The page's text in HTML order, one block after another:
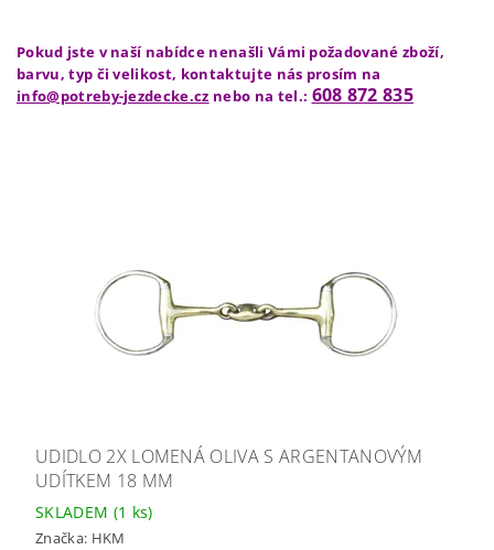
Pokud jste v naší nabídce nenašli Vámi požadované zboží,
barvu, typ či velikost, kontaktujte nás prosím na
info@potreby-jezdecke.cz nebo na tel.: 608 872 835
UDIDLO 2X LOMENÁ OLIVA S ARGENTANOVÝM
UDÍTKEM 18 MM
SKLADEM (1 ks)
Značka: HKM